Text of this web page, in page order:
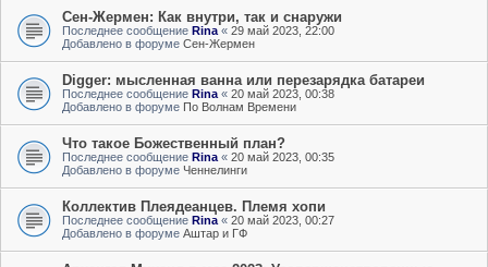
Сен-Жермен: Как внутри, так и снаружи
Последнее сообщение Rina « 29 май 2023, 22:00
Добавлено в форуме Сен-Жермен
Digger: мысленная ванна или перезарядка батареи
Последнее сообщение Rina « 20 май 2023, 00:38
Добавлено в форуме По Волнам Времени
Что такое Божественный план?
Последнее сообщение Rina « 20 май 2023, 00:35
Добавлено в форуме Ченнелинги
Коллектив Плеядеанцев. Племя хопи
Последнее сообщение Rina « 20 май 2023, 00:27
Добавлено в форуме Аштар и ГФ